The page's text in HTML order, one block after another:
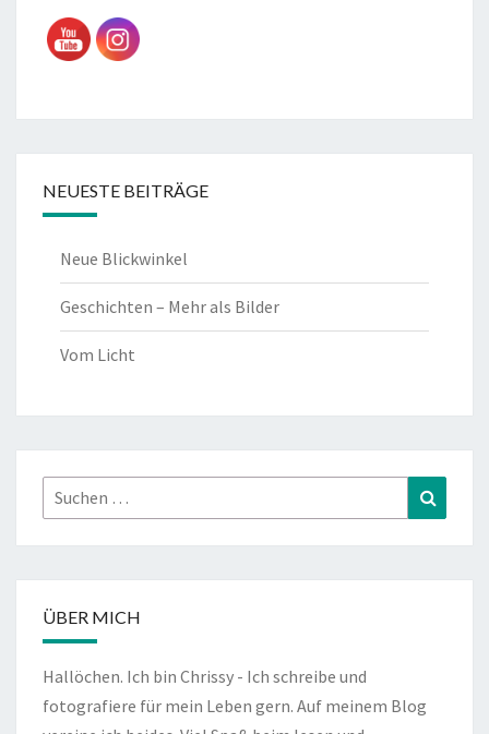
NEUESTE BEITRÄGE
Neue Blickwinkel
Geschichten – Mehr als Bilder
Vom Licht
Suchen
nach:
ÜBER MICH
Hallöchen. Ich bin Chrissy - Ich schreibe und
fotografiere für mein Leben gern. Auf meinem Blog